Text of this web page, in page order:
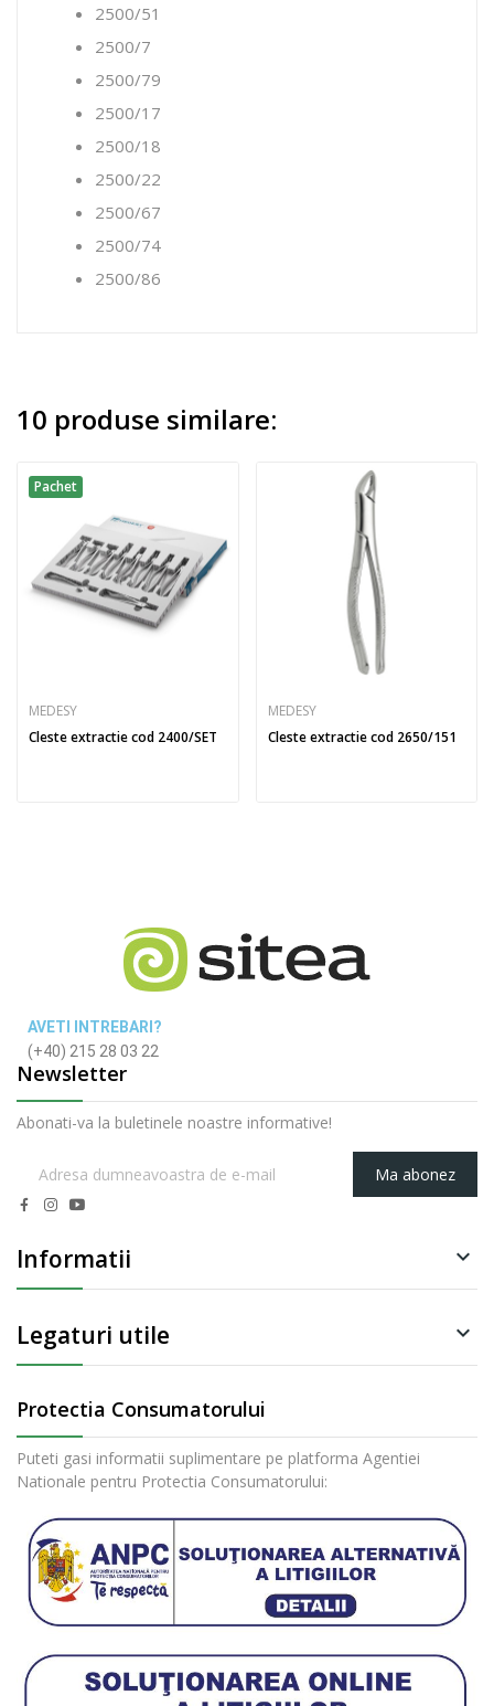
2500/51
2500/7
2500/79
2500/17
2500/18
2500/22
2500/67
2500/74
2500/86
10 produse similare:
Pachet
MEDESY
Cleste extractie cod 2400/SET
MEDESY
Cleste extractie cod 2650/151
AVETI INTREBARI?
(+40) 215 28 03 22
Newsletter
Abonati-va la buletinele noastre informative!
Ma abonez
Informatii 
Legaturi utile 
Protectia Consumatorului
Puteti gasi informatii suplimentare pe platforma Agentiei
Nationale pentru Protectia Consumatorului: